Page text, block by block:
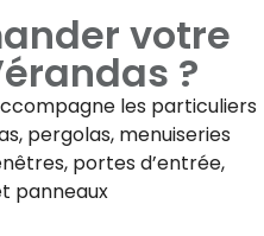
votre
?
les particuliers
pergolas, menuiseries
portes d’entrée,
panneaux